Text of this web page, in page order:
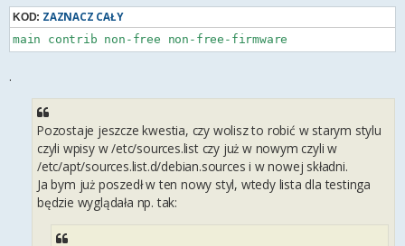
KOD: ZAZNACZ CAŁY
main contrib non-free non-free-firmware
.
Pozostaje jeszcze kwestia, czy wolisz to robić w starym stylu
czyli wpisy w /etc/sources.list czy już w nowym czyli w
/etc/apt/sources.list.d/debian.sources i w nowej składni.
Ja bym już poszedł w ten nowy styl, wtedy lista dla testinga
będzie wyglądała np. tak: